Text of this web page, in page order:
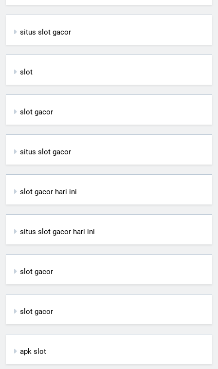
situs slot gacor
slot
slot gacor
situs slot gacor
slot gacor hari ini
situs slot gacor hari ini
slot gacor
slot gacor
apk slot